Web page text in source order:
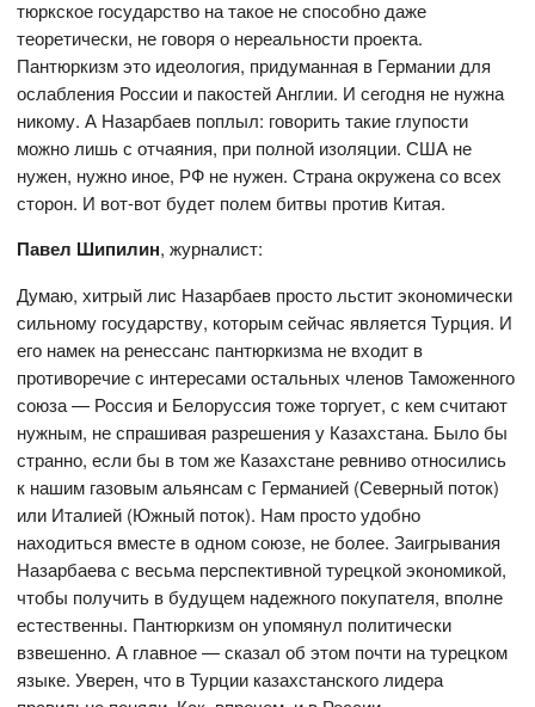
тюркское государство на такое не способно даже
теоретически, не говоря о нереальности проекта.
Пантюркизм это идеология, придуманная в Германии для
ослабления России и пакостей Англии. И сегодня не нужна
никому. А Назарбаев поплыл: говорить такие глупости
можно лишь с отчаяния, при полной изоляции. США не
нужен, нужно иное, РФ не нужен. Страна окружена со всех
сторон. И вот-вот будет полем битвы против Китая.
Павел Шипилин, журналист:
Думаю, хитрый лис Назарбаев просто льстит экономически
сильному государству, которым сейчас является Турция. И
его намек на ренессанс пантюркизма не входит в
противоречие с интересами остальных членов Таможенного
союза — Россия и Белоруссия тоже торгует, с кем считают
нужным, не спрашивая разрешения у Казахстана. Было бы
странно, если бы в том же Казахстане ревниво относились
к нашим газовым альянсам с Германией (Северный поток)
или Италией (Южный поток). Нам просто удобно
находиться вместе в одном союзе, не более. Заигрывания
Назарбаева с весьма перспективной турецкой экономикой,
чтобы получить в будущем надежного покупателя, вполне
естественны. Пантюркизм он упомянул политически
взвешенно. А главное — сказал об этом почти на турецком
языке. Уверен, что в Турции казахстанского лидера